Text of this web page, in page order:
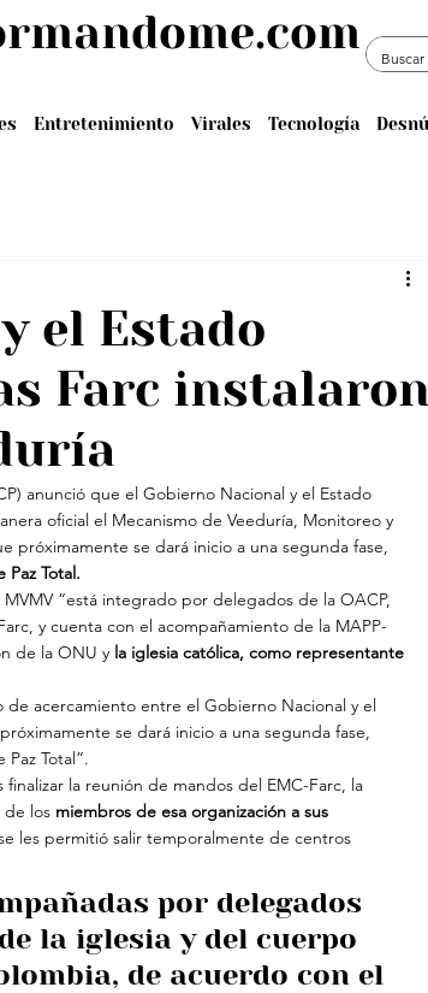
Entretenimiento Virales Tecnología
el Estado
Farc instalaron
anunció que el Gobierno Nacional y el Estado
oficial el Mecanismo de Veeduría, Monitoreo y
próximamente se dará inicio a una segunda fase,
Total.
“está integrado por delegados de la OACP,
y cuenta con el acompañamiento de la MAPP-
de la ONU y la iglesia católica, como representante
acercamiento entre el Gobierno Nacional y el
se dará inicio a una segunda fase,
Total”.
la reunión de mandos del EMC-Farc, la
de los miembros de esa organización a sus
les permitió salir temporalmente de centros
por delegados
la iglesia y del cuerpo
de acuerdo con el